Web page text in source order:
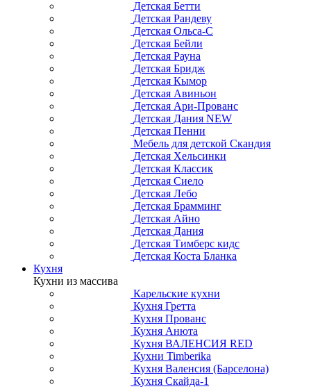
Детская Бетти
Детская Рандеву
Детская Ольса-С
Детская Бейли
Детская Рауна
Детская Бридж
Детская Кымор
Детская Авиньон
Детская Ари-Прованс
Детская Дания NEW
Детская Пенни
Мебель для детской Скандия
Детская Хельсинки
Детская Классик
Детская Сиело
Детская Лебо
Детская Брамминг
Детская Айно
Детская Дания
Детская Тимберс кидс
Детская Коста Бланка
Кухня
Кухни из массива
Карельские кухни
Кухня Гретта
Кухня Прованс
Кухня Анюта
Кухня ВАЛЕНСИЯ RED
Кухни Timberika
Кухня Валенсия (Барселона)
Кухня Скайда-1